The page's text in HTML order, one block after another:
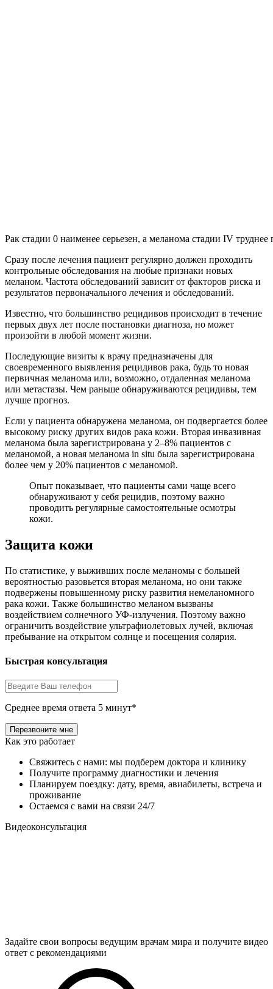
Рак стадии 0 наименее серьезен, а меланома стадии IV труднее
Сразу после лечения пациент регулярно должен проходить
контрольные обследования на любые признаки новых
меланом. Частота обследований зависит от факторов риска и
результатов первоначального лечения и обследований.
Известно, что большинство рецидивов происходит в течение
первых двух лет после постановки диагноза, но может
произойти в любой момент жизни.
Последующие визиты к врачу предназначены для
своевременного выявления рецидивов рака, будь то новая
первичная меланома или, возможно, отдаленная меланома
или метастазы. Чем раньше обнаруживаются рецидивы, тем
лучше прогноз.
Если у пациента обнаружена меланома, он подвергается более
высокому риску других видов рака кожи. Вторая инвазивная
меланома была зарегистрирована у 2–8% пациентов с
меланомой, а новая меланома in situ была зарегистрирована
более чем у 20% пациентов с меланомой.
Опыт показывает, что пациенты сами чаще всего
обнаруживают у себя рецидив, поэтому важно
проводить регулярные самостоятельные осмотры
кожи.
Защита кожи
По статистике, у выживших после меланомы с большей
вероятностью разовьется вторая меланома, но они также
подвержены повышенному риску развития немеланомного
рака кожи. Также большинство меланом вызваны
воздействием солнечного УФ-излучения. Поэтому важно
ограничить воздействие ультрафиолетовых лучей, включая
пребывание на открытом солнце и посещения солярия.
Быстрая консультация
Среднее время ответа 5 минут*
Как это работает
Свяжитесь с нами: мы подберем доктора и клинику
Получите программу диагностики и лечения
Планируем поездку: дату, время, авиабилеты, встреча и
проживание
Остаемся с вами на связи 24/7
Видеоконсультация
Задайте свои вопросы ведущим врачам мира и получите видео
ответ с рекомендациями